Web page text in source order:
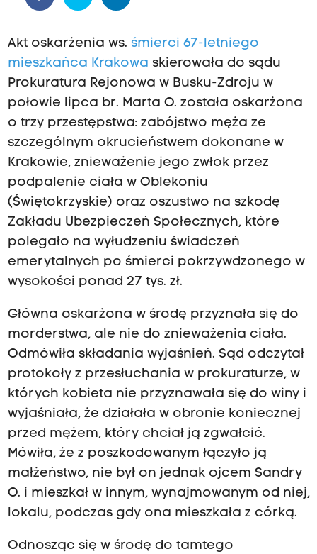
Akt oskarżenia ws. śmierci 67-letniego
mieszkańca Krakowa skierowała do sądu
Prokuratura Rejonowa w Busku-Zdroju w
połowie lipca br. Marta O. została oskarżona
o trzy przestępstwa: zabójstwo męża ze
szczególnym okrucieństwem dokonane w
Krakowie, znieważenie jego zwłok przez
podpalenie ciała w Oblekoniu
(Świętokrzyskie) oraz oszustwo na szkodę
Zakładu Ubezpieczeń Społecznych, które
polegało na wyłudzeniu świadczeń
emerytalnych po śmierci pokrzywdzonego w
wysokości ponad 27 tys. zł.
Główna oskarżona w środę przyznała się do
morderstwa, ale nie do znieważenia ciała.
Odmówiła składania wyjaśnień. Sąd odczytał
protokoły z przesłuchania w prokuraturze, w
których kobieta nie przyznawała się do winy i
wyjaśniała, że działała w obronie koniecznej
przed mężem, który chciał ją zgwałcić.
Mówiła, że z poszkodowanym łączyło ją
małżeństwo, nie był on jednak ojcem Sandry
O. i mieszkał w innym, wynajmowanym od niej,
lokalu, podczas gdy ona mieszkała z córką.
Odnosząc się w środę do tamtego